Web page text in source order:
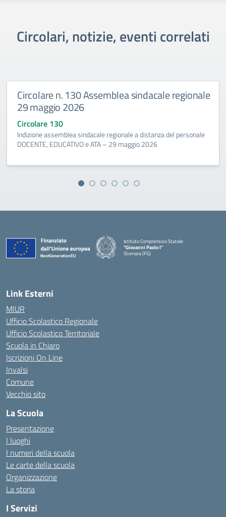
Circolari, notizie, eventi correlati
Circolare n. 130 Assemblea sindacale regionale
29 maggio 2026
Circolare 130
Indizione assemblea sindacale regionale a distanza del personale
DOCENTE, EDUCATIVO e ATA – 29 maggio 2026
Istituto Comprensivo Statale
"Giovanni Paolo I"
Stornara (FG)
Link Esterni
MIUR
Ufficio Scolastico Regionale
Ufficio Scolastico Territoriale
Scuola in Chiaro
Iscrizioni On Line
Invalsi
Comune
Vecchio sito
La Scuola
Presentazione
I luoghi
I numeri della scuola
Le carte della scuola
Organizzazione
La storia
I Servizi